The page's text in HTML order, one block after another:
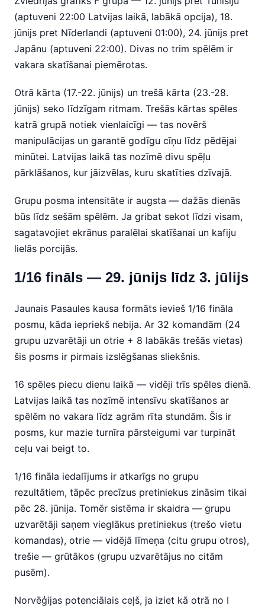
(aptuveni 22:00 Latvijas laikā, labākā opcija), 18.
jūnijs pret Nīderlandi (aptuveni 01:00), 24. jūnijs pret
Japānu (aptuveni 22:00). Divas no trim spēlēm ir
vakara skatīšanai piemērotas.
Otrā kārta (17.-22. jūnijs) un trešā kārta (23.-28.
jūnijs) seko līdzīgam ritmam. Trešās kārtas spēles
katrā grupā notiek vienlaicīgi — tas novērš
manipulācijas un garantē godīgu cīņu līdz pēdējai
minūtei. Latvijas laikā tas nozīmē divu spēļu
pārklāšanos, kur jāizvēlas, kuru skatīties dzīvajā.
Grupu posma intensitāte ir augsta — dažās dienās
būs līdz sešām spēlēm. Ja gribat sekot līdzi visam,
sagatavojiet ekrānus paralēlai skatīšanai un kafiju
lielās porcijās.
1/16 fināls — 29. jūnijs līdz 3. jūlijs
Jaunais Pasaules kausa formāts ievieš 1/16 fināla
posmu, kāda iepriekš nebija. Ar 32 komandām (24
grupu uzvarētāji un otrie + 8 labākās trešās vietas)
šis posms ir pirmais izslēgšanas sliekšnis.
16 spēles piecu dienu laikā — vidēji trīs spēles dienā.
Latvijas laikā tas nozīmē intensīvu skatīšanos ar
spēlēm no vakara līdz agrām rīta stundām. Šis ir
posms, kur mazie turnīra pārsteigumi var turpināt
ceļu vai beigt to.
1/16 fināla iedalījums ir atkarīgs no grupu
rezultātiem, tāpēc precīzus pretiniekus zināsim tikai
pēc 28. jūnija. Tomēr sistēma ir skaidra — grupu
uzvarētāji saņem vieglākus pretiniekus (trešo vietu
komandas), otrie — vidējā līmeņa (citu grupu otros),
trešie — grūtākos (grupu uzvarētājus no citām
pusēm).
Norvēģijas potenciālais ceļš, ja iziet kā otrā no I